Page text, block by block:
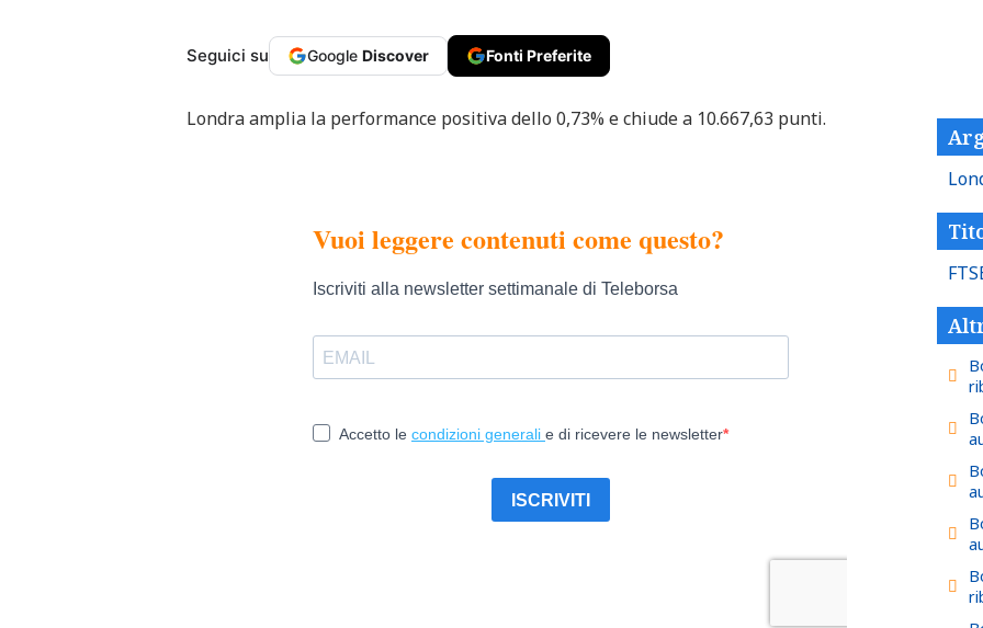
Seguici su Google Discover Fonti Preferite
Londra amplia la performance positiva dello 0,73% e chiude a 10.667,63 punti.